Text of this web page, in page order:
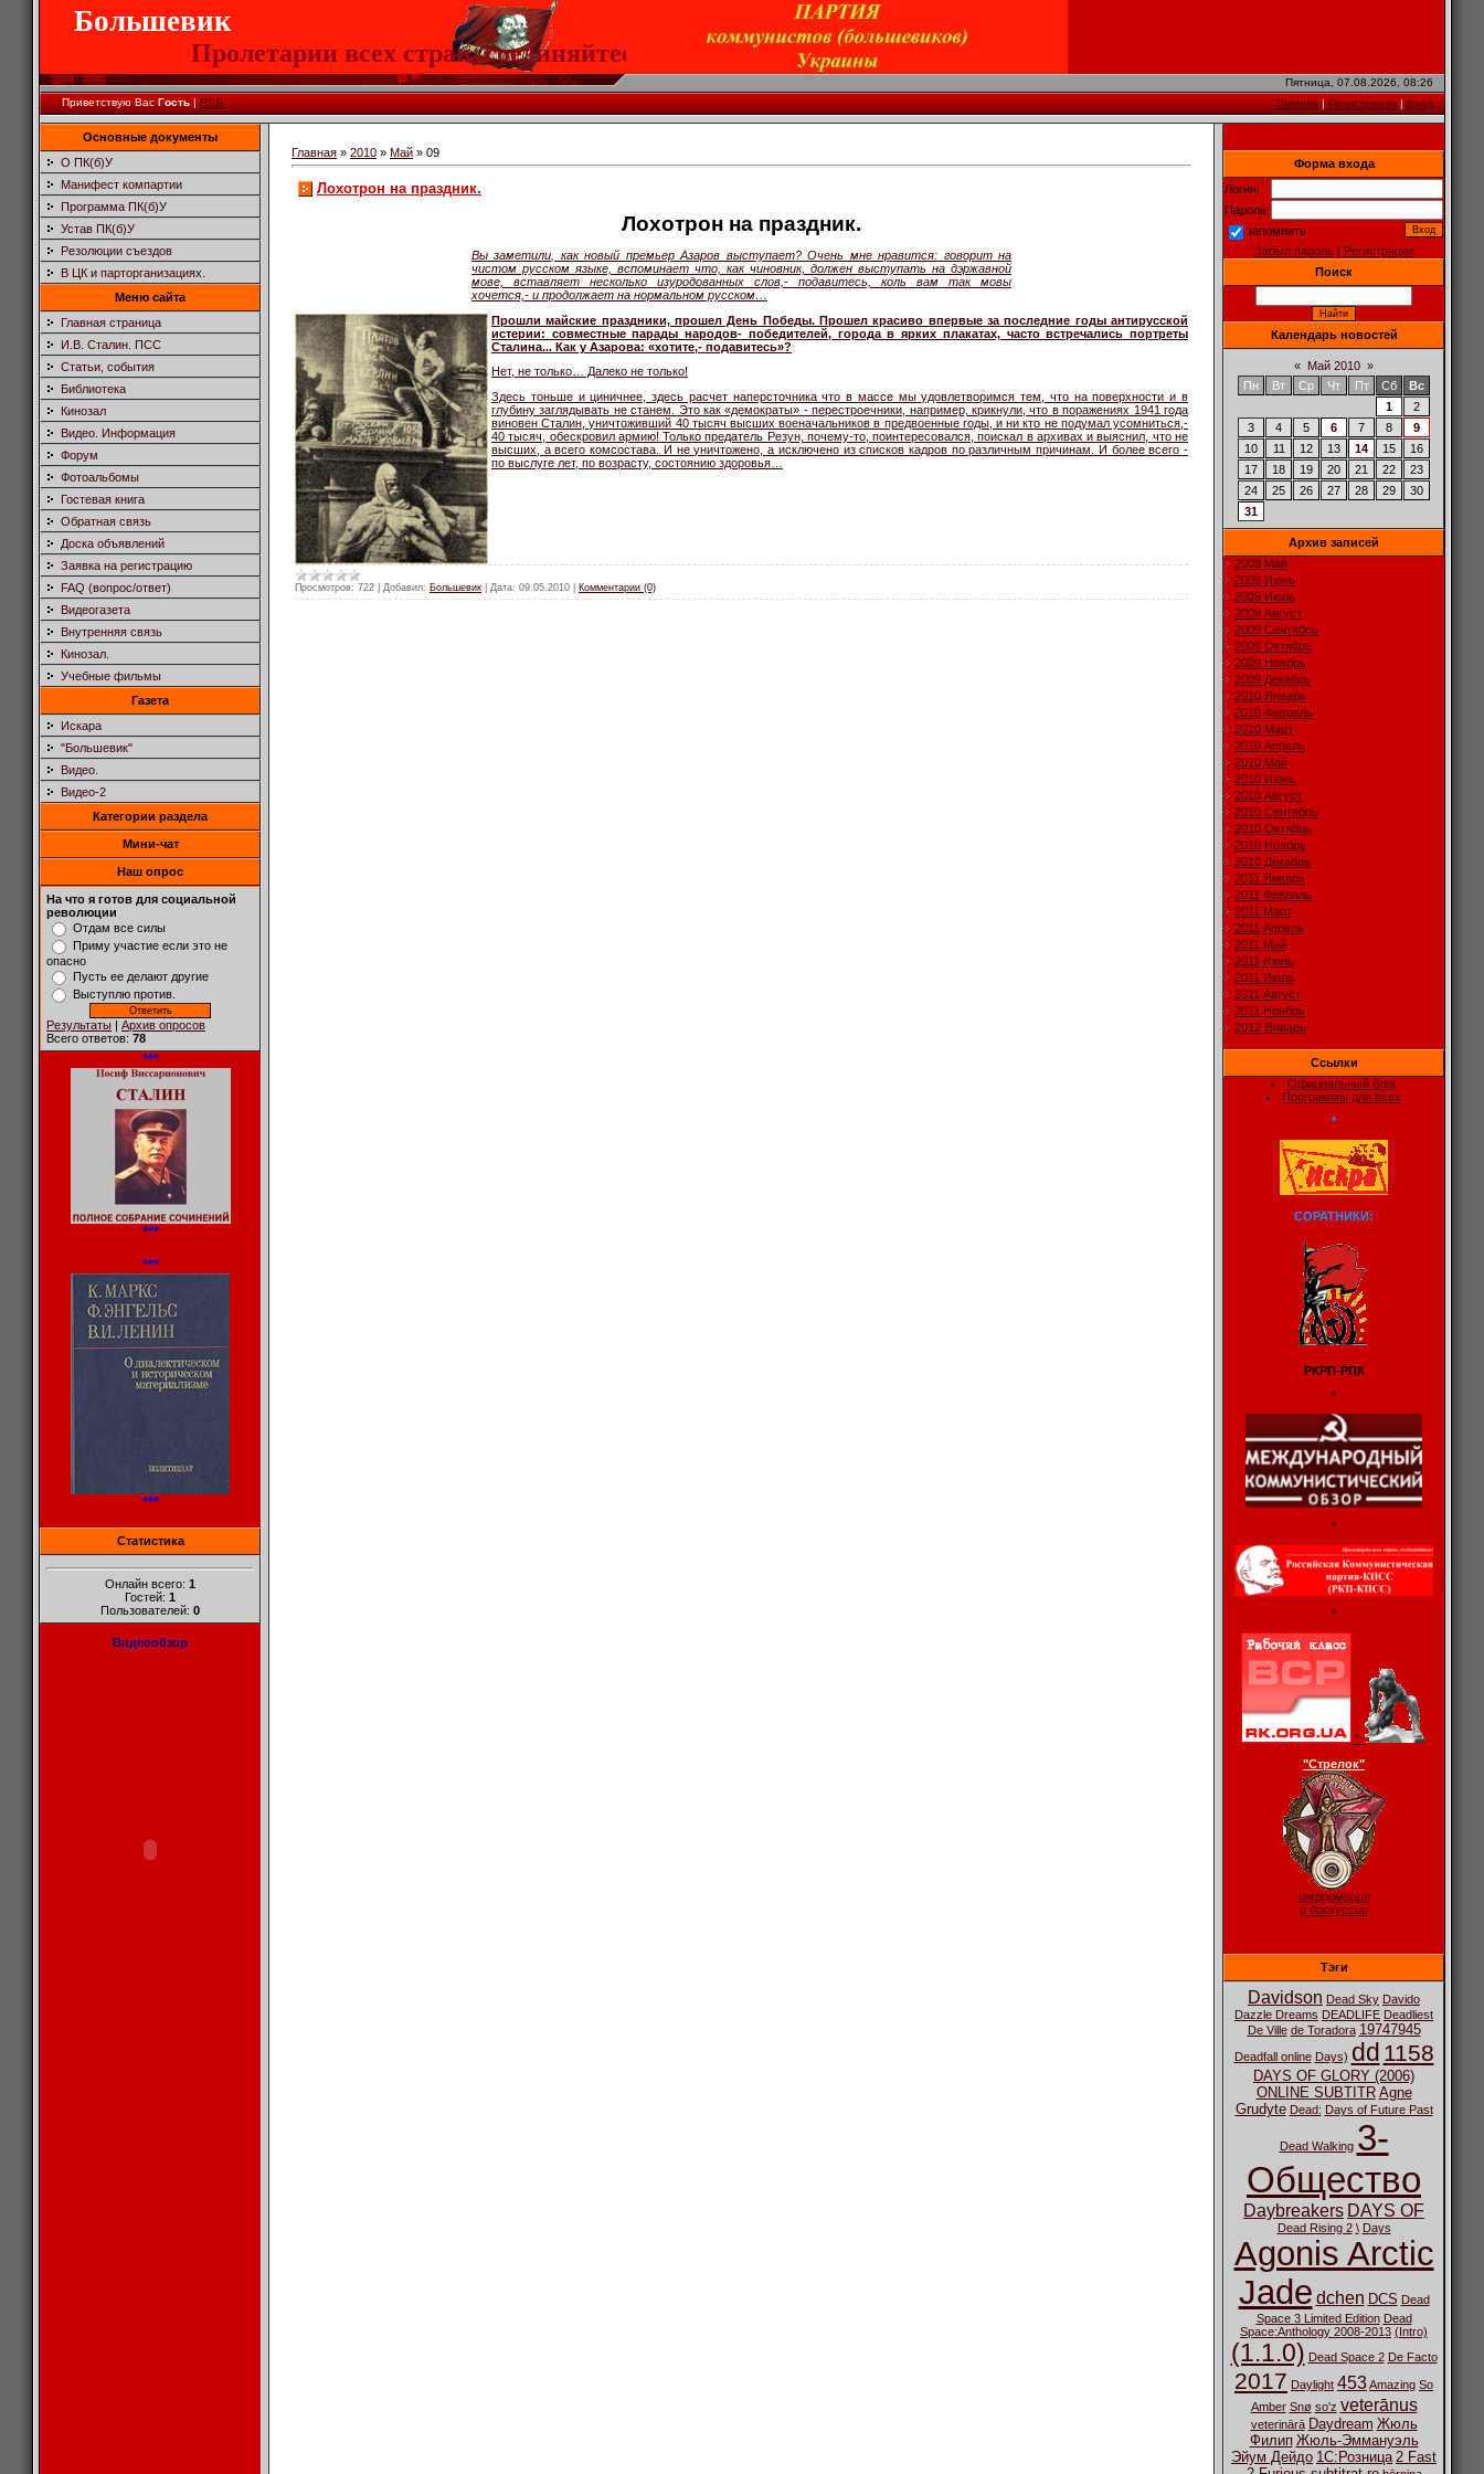
Большевик
Пролетарии всех стран, соединяйтесь!
Пятница, 07.08.2026, 08:26
Приветствую Вас Гость|RSS Главная|Регистрация|Вход
Основные документы
О ПК(б)У
Манифест компартии
Программа ПК(б)У
Устав ПК(б)У
Резолюции съездов
В ЦК и парторганизациях.
Меню сайта
Главная страница
И.В. Сталин. ПСС
Статьи, события
Библиотека
Кинозал
Видео. Информация
Форум
Фотоальбомы
Гостевая книга
Обратная связь
Доска объявлений
Заявка на регистрацию
FAQ (вопрос/ответ)
Видеогазета
Внутренняя связь
Кинозал.
Учебные фильмы
Газета
Искара
"Большевик"
Видео.
Видео-2
Категории раздела
Мини-чат
Наш опрос
На что я готов для социальной
революции
Отдам все силы
Приму участие если это не
опасно
Пусть ее делают другие
Выступлю против.
Результаты | Архив опросов
Всего ответов: 78
***
***
***
***
Статистика
Онлайн всего: 1
Гостей: 1
Пользователей: 0
Видеообзор
Главная » 2010 » Май » 09
Лохотрон на праздник.
Лохотрон на праздник.
Вы заметили, как новый премьер Азаров выступает? Очень мне нравится: говорит на
чистом русском языке, вспоминает что, как чиновник, должен выступать на дэржавной
мове, вставляет несколько изуродованных слов,- подавитесь, коль вам так мовы
хочется,- и продолжает на нормальном русском…
Прошли майские праздники, прошел День Победы. Прошел красиво впервые за последние годы антирусской
истерии: совместные парады народов- победителей, города в ярких плакатах, часто встречались портреты
Сталина... Как у Азарова: «хотите,- подавитесь»?
Нет, не только… Далеко не только!
Здесь тоньше и циничнее, здесь расчет наперсточника что в массе мы удовлетворимся тем, что на поверхности и в
глубину заглядывать не станем. Это как «демократы» - перестроечники, например, крикнули, что в поражениях 1941 года
виновен Сталин, уничтоживший 40 тысяч высших военачальников в предвоенные годы, и ни кто не подумал усомниться,-
40 тысяч, обескровил армию! Только предатель Резун, почему-то, поинтересовался, поискал в архивах и выяснил, что не
высших, а всего комсостава. И не уничтожено, а исключено из списков кадров по различным причинам. И более всего -
по выслуге лет, по возрасту, состоянию здоровья…
Просмотров: 722 Добавил: Большевик Дата: 09.05.2010 Комментарии (0)
Форма входа
Логин:
Пароль:
запомнить
Забыл пароль| Регистрация
Поиск
Календарь новостей
« Май 2010 »
Пн
Вт Ср Чт Пт Сб
Вс
1
2
3
4 5 6 7 8
9
10
11 12 13 14 15
16
17
18 19 20 21 22
23
24
25 26 27 28 29
30
31
Архив записей
2009 Май
2009 Июнь
2009 Июль
2009 Август
2009 Сентябрь
2009 Октябрь
2009 Ноябрь
2009 Декабрь
2010 Январь
2010 Февраль
2010 Март
2010 Апрель
2010 Май
2010 Июнь
2010 Август
2010 Сентябрь
2010 Октябрь
2010 Ноябрь
2010 Декабрь
2011 Январь
2011 Февраль
2011 Март
2011 Апрель
2011 Май
2011 Июнь
2011 Июль
2011 Август
2011 Ноябрь
2012 Январь
Ссылки
Официальный блог
Программы для всех
*
СОРАТНИКИ:
РКРП-РПК
*
*
*
*
"Стрелок"
информация
и дискуссии
Тэги
Davidson Dead Sky Davido
Dazzle Dreams DEADLIFE Deadliest
De Ville de Toradora 19747945
Deadfall online Days) dd 1158
DAYS OF GLORY (2006)
ONLINE SUBTITR Agne
Grudyte Dead: Days of Future Past
Dead Walking 3-
Общество
Daybreakers DAYS OF
Dead Rising 2 \ Days
Agonis Arctic
Jade dchen DCS Dead
Space 3 Limited Edition Dead
Space:Anthology 2008-2013 (Intro)
(1.1.0) Dead Space 2 De Facto
2017 Daylight 453Amazing So
Amber Snø so'z veterānus
veterinārā Daydream Жюль
Филип Жюль-Эммануэль
Эйум Дейдо 1С:Розница 2 Fast